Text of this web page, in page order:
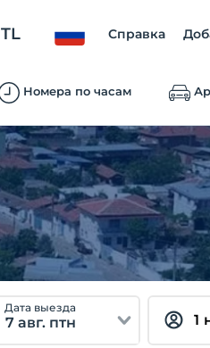
TL Справка
Номера по часам
Дата выезда
7 авг. птн